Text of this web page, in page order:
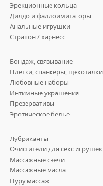
Эрекционные кольца
Дилдо и фаллоимитаторы
Анальные игрушки
Страпон / харнесс
Бондаж, связывание
Плетки, спанкеры, щекоталки
Любовные наборы
Интимные украшения
Презервативы
Эротическое белье
Лубриканты
Очистители для секс игрушек
Массажные свечи
Массажные масла
Нуру массаж